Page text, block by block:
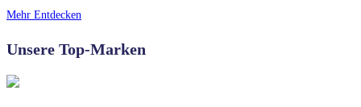
Mehr Entdecken
Unsere Top-Marken